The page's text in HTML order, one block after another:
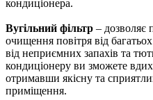
кондиціонера.
Вугільний фільтр – дозволяє
очищення повітря від
від неприємних запахів та
кондиціонеру ви зможете
отримавши якісну та
приміщення.